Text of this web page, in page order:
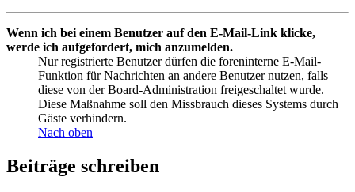
Wenn ich bei einem Benutzer auf den E-Mail-Link klicke,
werde ich aufgefordert, mich anzumelden.
Nur registrierte Benutzer dürfen die foreninterne E-Mail-
Funktion für Nachrichten an andere Benutzer nutzen, falls
diese von der Board-Administration freigeschaltet wurde.
Diese Maßnahme soll den Missbrauch dieses Systems durch
Gäste verhindern.
Nach oben
Beiträge schreiben